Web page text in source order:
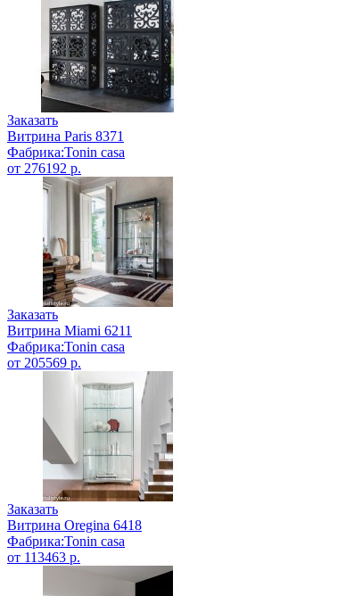
Заказать
Витрина Paris 8371
Фабрика:Tonin casa
от 276192 р.
Заказать
Витрина Miami 6211
Фабрика:Tonin casa
от 205569 р.
Заказать
Витрина Oregina 6418
Фабрика:Tonin casa
от 113463 р.